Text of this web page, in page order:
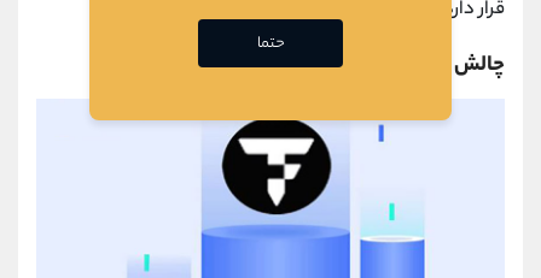
قرار دارد.
چالش ‌های فنی و مالی توکن فای
حتما